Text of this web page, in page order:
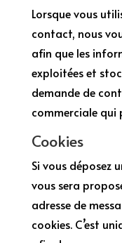
Lorsque vous
contact, nous
afin que les
exploitées et
demande de
commerciale qui
Cookies
Si vous déposez
vous sera
adresse de
cookies. C’est